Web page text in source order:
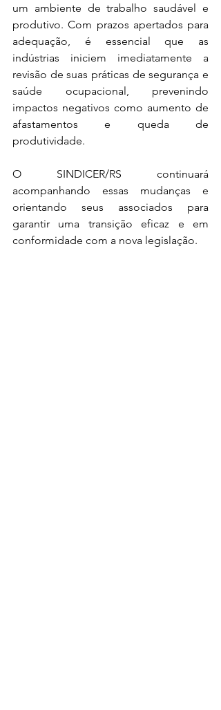
um ambiente de trabalho saudável e
produtivo. Com prazos apertados para
adequação, é essencial que as
indústrias iniciem imediatamente a
revisão de suas práticas de segurança e
saúde ocupacional, prevenindo
impactos negativos como aumento de
afastamentos e queda de
produtividade.
O SINDICER/RS continuará
acompanhando essas mudanças e
orientando seus associados para
garantir uma transição eficaz e em
conformidade com a nova legislação.